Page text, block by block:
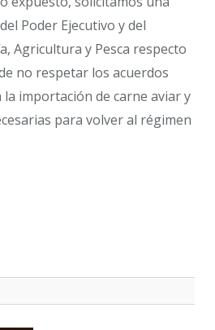
Poder Ejecutivo y del
Agricultura y Pesca respecto
no respetar los acuerdos
importación de carne aviar y
para volver al régimen